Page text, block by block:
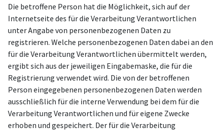
Die betroffene Person hat die Möglichkeit, sich auf der
Internetseite des für die Verarbeitung Verantwortlichen
unter Angabe von personenbezogenen Daten zu
registrieren. Welche personenbezogenen Daten dabei an den
für die Verarbeitung Verantwortlichen übermittelt werden,
ergibt sich aus der jeweiligen Eingabemaske, die für die
Registrierung verwendet wird. Die von der betroffenen
Person eingegebenen personenbezogenen Daten werden
ausschließlich für die interne Verwendung bei dem für die
Verarbeitung Verantwortlichen und für eigene Zwecke
erhoben und gespeichert. Der für die Verarbeitung